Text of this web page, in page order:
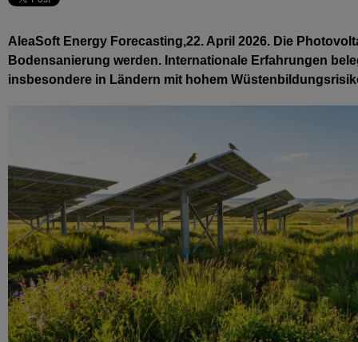
AleaSoft Energy Forecasting,22. April 2026. Die
Bodensanierung werden. Internationale Erfahrungen
insbesondere in Ländern mit hohem